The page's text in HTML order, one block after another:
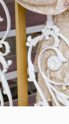
dabei, ihren